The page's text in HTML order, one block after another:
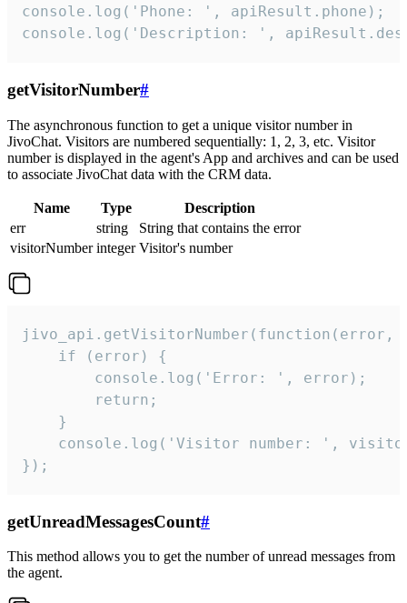
console.log('Phone: ', apiResult.phone);
console.log('Description: ',
getVisitorNumber#
The asynchronous function to get a unique visitor number in
JivoChat. Visitors are numbered sequentially: 1, 2, 3, etc. Visitor
number is displayed in the agent's App and archives and can be used
to associate JivoChat data with the CRM data.
Name Type
Description
err
string
String that contains the error
visitorNumber integer Visitor's number
jivo_api.getVisitorNumber(function(error,
    if (error) {
        console.log('Error: ', error);
        return;
    }
console.log('Visitor number: ',
});
getUnreadMessagesCount#
This method allows you to get the number of unread messages from
the agent.